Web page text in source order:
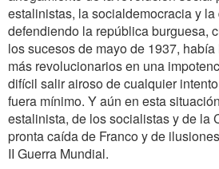
estalinistas, la socialdemocracia y
defendiendo la república burguesa,
los sucesos de mayo de 1937,
más revolucionarios en una
difícil salir airoso de cualquier
fuera mínimo. Y aún en esta
estalinista, de los socialistas y de la
pronta caída de Franco y de
II Guerra Mundial.